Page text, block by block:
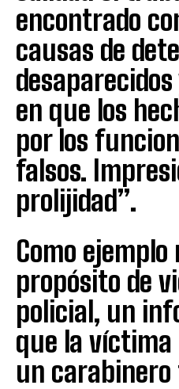
encontrado
causas de
en que los
por los
falsos.
prolijidad”.
Como
propósito de
policial, un
que la víctima
un